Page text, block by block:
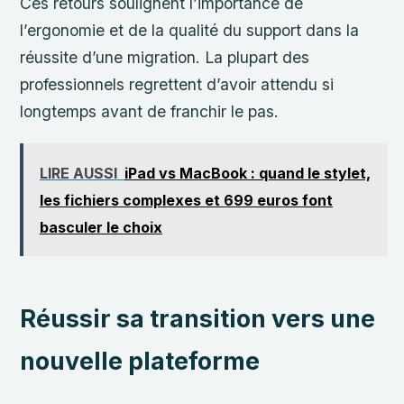
l’ergonomie et de la qualité du support dans la
réussite d’une migration. La plupart des
professionnels regrettent d’avoir attendu si
longtemps avant de franchir le pas.
LIRE AUSSI iPad vs MacBook : quand le stylet,
les fichiers complexes et 699 euros font
basculer le choix
Réussir sa transition vers une
nouvelle plateforme